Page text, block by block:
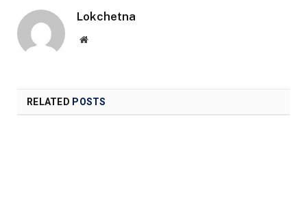
Lokchetna
Website
RELATED POSTS